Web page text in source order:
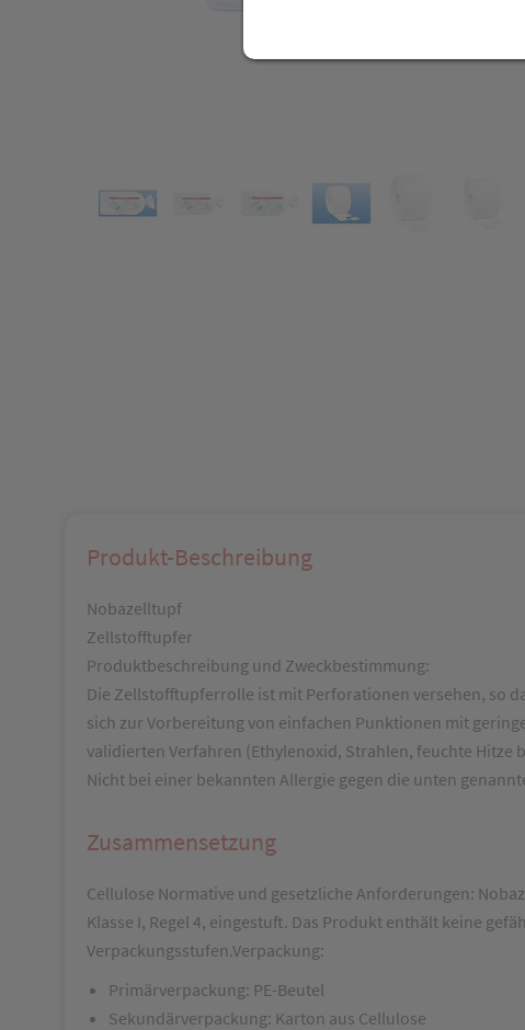
Produkt-Beschreibung
Nobazelltupf
Zellstofftupfer
Produktbeschreibung und Zweckbestimmung:
Die Zellstofftupferrolle ist mit Perforationen versehen, so
sich zur Vorbereitung von einfachen Punktionen mit
validierten Verfahren (Ethylenoxid, Strahlen, feuchte
Nicht bei einer bekannten Allergie gegen die unten
Zusammensetzung
Cellulose Normative und gesetzliche Anforderungen:
Klasse I, Regel 4, eingestuft. Das Produkt enthält keine
Verpackungsstufen.Verpackung:
Primärverpackung: PE-Beutel
Sekundärverpackung: Karton aus Cellulose